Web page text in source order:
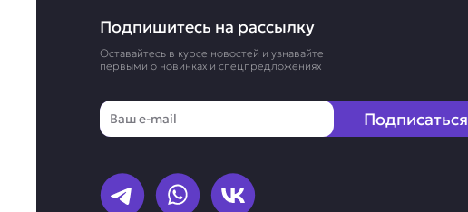
Подпишитесь на рассылку
Оставайтесь в курсе новостей и узнавайте
первыми о новинках и спецпредложениях
Email
Подписаться